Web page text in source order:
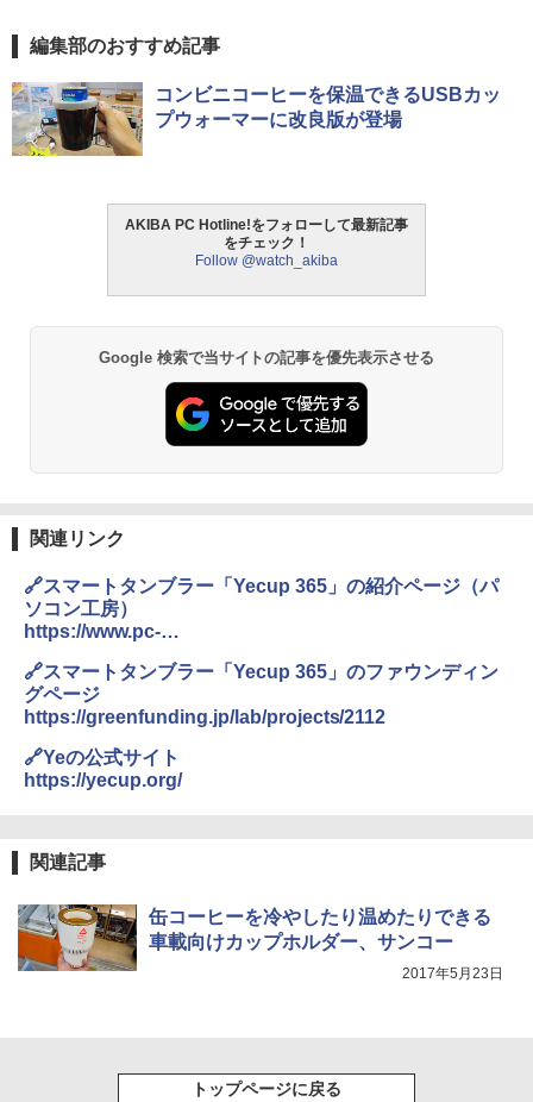
編集部のおすすめ記事
コンビニコーヒーを保温できるUSBカッ
プウォーマーに改良版が登場
AKIBA PC Hotline!をフォローして最新記事
をチェック！
Follow @watch_akiba
Google 検索で当サイトの記事を優先表示させる
関連リンク
🔗スマートタンブラー「Yecup 365」の紹介ページ（パ
ソコン工房）
https://www.pc-
🔗スマートタンブラー「Yecup 365」のファウンディン
グページ
https://greenfunding.jp/lab/projects/2112
🔗Yeの公式サイト
https://yecup.org/
関連記事
缶コーヒーを冷やしたり温めたりできる
車載向けカップホルダー、サンコー
2017年5月23日
トップページに戻る